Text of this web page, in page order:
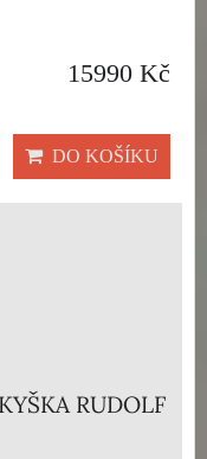
15990 Kč
DO KOŠÍKU
RUDOLF